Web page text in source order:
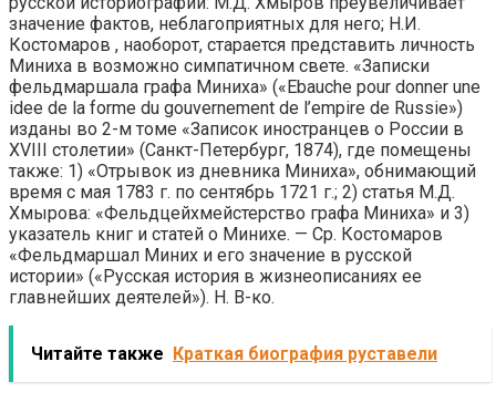
значение фактов, неблагоприятных для него; Н.И.
Костомаров , наоборот, старается представить личность
Миниха в возможно симпатичном свете. «Записки
фельдмаршала графа Миниха» («Ebauche pour donner une
idee de la forme du gouvernement de l’empire de Russie»)
изданы во 2-м томе «Записок иностранцев о России в
XVIII столетии» (Санкт-Петербург, 1874), где помещены
также: 1) «Отрывок из дневника Миниха», обнимающий
время с мая 1783 г. по сентябрь 1721 г.; 2) статья М.Д.
Хмырова: «Фельдцейхмейстерство графа Миниха» и 3)
указатель книг и статей о Минихе. — Ср. Костомаров
«Фельдмаршал Миних и его значение в русской
истории» («Русская история в жизнеописаниях ее
главнейших деятелей»). Н. В-ко.
Читайте также Краткая биография руставели